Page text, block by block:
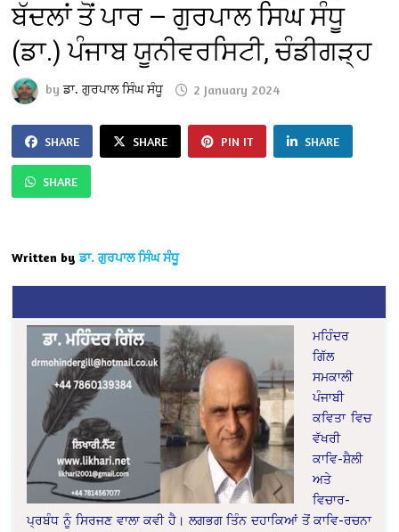
ਬੱਦਲਾਂ ਤੋਂ ਪਾਰ — ਗੁਰਪਾਲ ਸਿਘ ਸੰਧੂ
(ਡਾ.) ਪੰਜਾਬ ਯੂਨੀਵਰਸਿਟੀ, ਚੰਡੀਗੜ੍ਹ
byਡਾ. ਗੁਰਪਾਲ ਸਿੰਘ ਸੰਧੂ 2 January 2024
SHARE SHARE PIN IT SHARE
SHARE
Written by ਡਾ. ਗੁਰਪਾਲ ਸਿੰਘ ਸੰਧੂ
ਮਹਿੰਦਰ
ਗਿੱਲ
ਸਮਕਾਲੀ
ਪੰਜਾਬੀ
ਕਵਿਤਾ ਵਿਚ
ਵੱਖਰੀ
ਕਾਵਿ-ਸ਼ੈਲੀ
ਅਤੇ
ਵਿਚਾਰ-
ਪ੍ਰਬੰਧ ਨੂੰ ਸਿਰਜਣ ਵਾਲਾ ਕਵੀ ਹੈ। ਲਗਭਗ ਤਿੰਨ ਦਹਾਕਿਆਂ ਤੋਂ ਕਾਵਿ-ਰਚਨਾ